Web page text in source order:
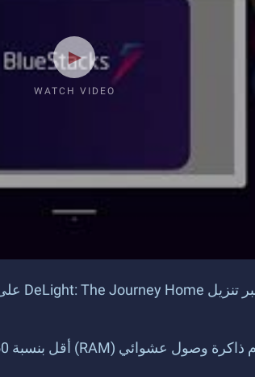
WATCH VIDEO